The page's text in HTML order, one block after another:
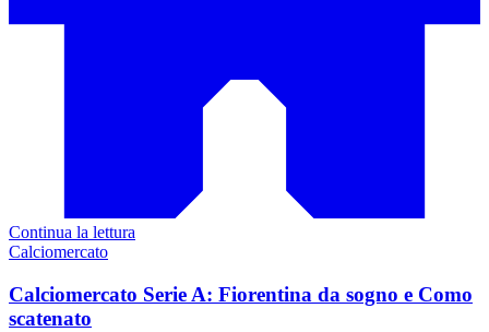
Continua la lettura
Calciomercato
Calciomercato Serie A: Fiorentina da sogno e Como
scatenato